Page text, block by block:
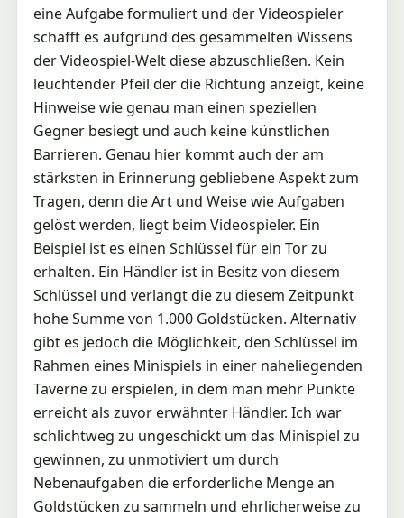
eine Aufgabe formuliert und der Videospieler
schafft es aufgrund des gesammelten Wissens
der Videospiel-Welt diese abzuschließen. Kein
leuchtender Pfeil der die Richtung anzeigt, keine
Hinweise wie genau man einen speziellen
Gegner besiegt und auch keine künstlichen
Barrieren. Genau hier kommt auch der am
stärksten in Erinnerung gebliebene Aspekt zum
Tragen, denn die Art und Weise wie Aufgaben
gelöst werden, liegt beim Videospieler. Ein
Beispiel ist es einen Schlüssel für ein Tor zu
erhalten. Ein Händler ist in Besitz von diesem
Schlüssel und verlangt die zu diesem Zeitpunkt
hohe Summe von 1.000 Goldstücken. Alternativ
gibt es jedoch die Möglichkeit, den Schlüssel im
Rahmen eines Minispiels in einer naheliegenden
Taverne zu erspielen, in dem man mehr Punkte
erreicht als zuvor erwähnter Händler. Ich war
schlichtweg zu ungeschickt um das Minispiel zu
gewinnen, zu unmotiviert um durch
Nebenaufgaben die erforderliche Menge an
Goldstücken zu sammeln und ehrlicherweise zu